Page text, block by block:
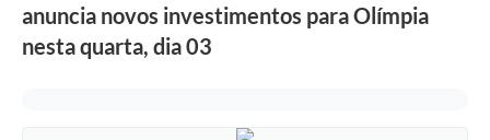
anuncia novos investimentos para Olímpia
nesta quarta, dia 03